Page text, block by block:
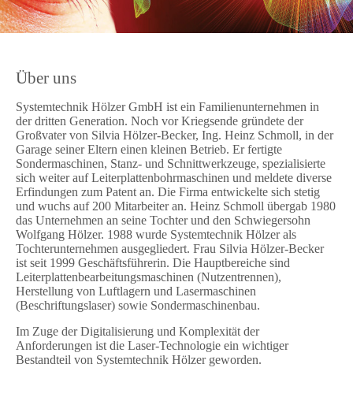
Über uns
Systemtechnik Hölzer GmbH ist ein Familienunternehmen in
der dritten Generation. Noch vor Kriegsende gründete der
Großvater von Silvia Hölzer-Becker, Ing. Heinz Schmoll, in der
Garage seiner Eltern einen kleinen Betrieb. Er fertigte
Sondermaschinen, Stanz- und Schnittwerkzeuge, spezialisierte
sich weiter auf Leiterplattenbohrmaschinen und meldete diverse
Erfindungen zum Patent an. Die Firma entwickelte sich stetig
und wuchs auf 200 Mitarbeiter an. Heinz Schmoll übergab 1980
das Unternehmen an seine Tochter und den Schwiegersohn
Wolfgang Hölzer. 1988 wurde Systemtechnik Hölzer als
Tochterunternehmen ausgegliedert. Frau Silvia Hölzer-Becker
ist seit 1999 Geschäftsführerin. Die Hauptbereiche sind
Leiterplattenbearbeitungsmaschinen (Nutzentrennen),
Herstellung von Luftlagern und Lasermaschinen
(Beschriftungslaser) sowie Sondermaschinenbau.
Im Zuge der Digitalisierung und Komplexität der
Anforderungen ist die Laser-Technologie ein wichtiger
Bestandteil von Systemtechnik Hölzer geworden.